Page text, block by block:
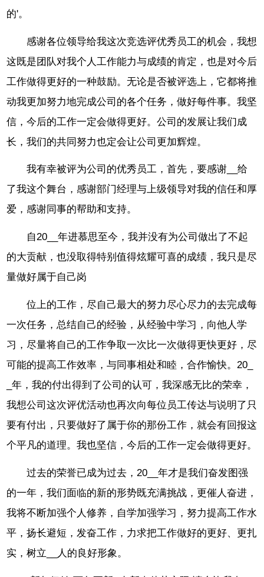
的'。
感谢各位领导给我这次竞选评优秀员工的机会，我想
这既是团队对我个人工作能力与成绩的肯定，也是对今后
工作做得更好的一种鼓励。无论是否被评选上，它都将推
动我更加努力地完成公司的各个任务，做好每件事。我坚
信，今后的工作一定会做得更好。公司的发展让我们成
长，我们的共同努力也定会让公司更加辉煌。
我有幸被评为公司的优秀员工，首先，要感谢__给
了我这个舞台，感谢部门经理与上级领导对我的信任和厚
爱，感谢同事的帮助和支持。
自20__年进慕思至今，我并没有为公司做出了不起
的大贡献，也没取得特别值得炫耀可喜的成绩，我只是尽
量做好属于自己岗
位上的工作，尽自己最大的努力尽心尽力的去完成每
一次任务，总结自己的经验，从经验中学习，向他人学
习，尽量将自己的工作争取一次比一次做得更快更好，尽
可能的提高工作效率，与同事相处和睦，合作愉快。20_
_年，我的付出得到了公司的认可，我深感无比的荣幸，
我想公司这次评优活动也再次向每位员工传达与说明了只
要有付出，只要做好了属于你的那份工作，就会有回报这
个平凡的道理。我也坚信，今后的工作一定会做得更好。
过去的荣誉已成为过去，20__年才是我们奋发图强
的一年，我们面临的新的形势既充满挑战，更催人奋进，
我将不断加强个人修养，自学加强学习，努力提高工作水
平，扬长避短，发奋工作，力求把工作做好的更好、更扎
实，树立__人的良好形象。